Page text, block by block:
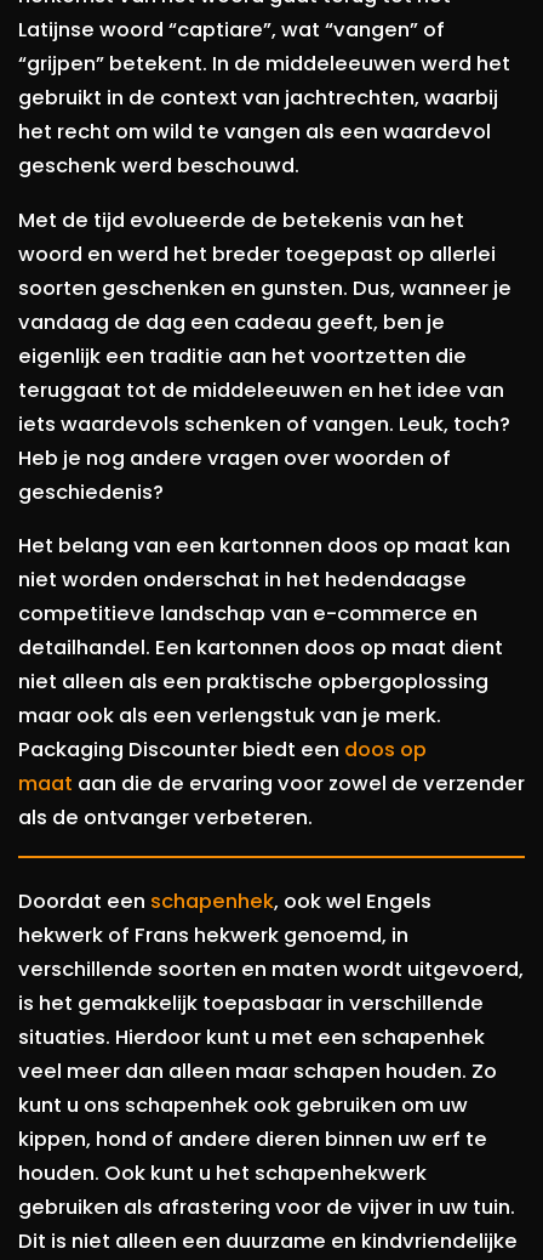
Latijnse woord “captiare”, wat “vangen” of
“grijpen” betekent. In de middeleeuwen werd het
gebruikt in de context van jachtrechten, waarbij
het recht om wild te vangen als een waardevol
geschenk werd beschouwd.
Met de tijd evolueerde de betekenis van het
woord en werd het breder toegepast op allerlei
soorten geschenken en gunsten. Dus, wanneer je
vandaag de dag een cadeau geeft, ben je
eigenlijk een traditie aan het voortzetten die
teruggaat tot de middeleeuwen en het idee van
iets waardevols schenken of vangen. Leuk, toch?
Heb je nog andere vragen over woorden of
geschiedenis?
Het belang van een kartonnen doos op maat kan
niet worden onderschat in het hedendaagse
competitieve landschap van e-commerce en
detailhandel. Een kartonnen doos op maat dient
niet alleen als een praktische opbergoplossing
maar ook als een verlengstuk van je merk.
Packaging Discounter biedt een doos op
maat aan die de ervaring voor zowel de verzender
als de ontvanger verbeteren.
Doordat een schapenhek, ook wel Engels
hekwerk of Frans hekwerk genoemd, in
verschillende soorten en maten wordt uitgevoerd,
is het gemakkelijk toepasbaar in verschillende
situaties. Hierdoor kunt u met een schapenhek
veel meer dan alleen maar schapen houden. Zo
kunt u ons schapenhek ook gebruiken om uw
kippen, hond of andere dieren binnen uw erf te
houden. Ook kunt u het schapenhekwerk
gebruiken als afrastering voor de vijver in uw tuin.
Dit is niet alleen een duurzame en kindvriendelijke